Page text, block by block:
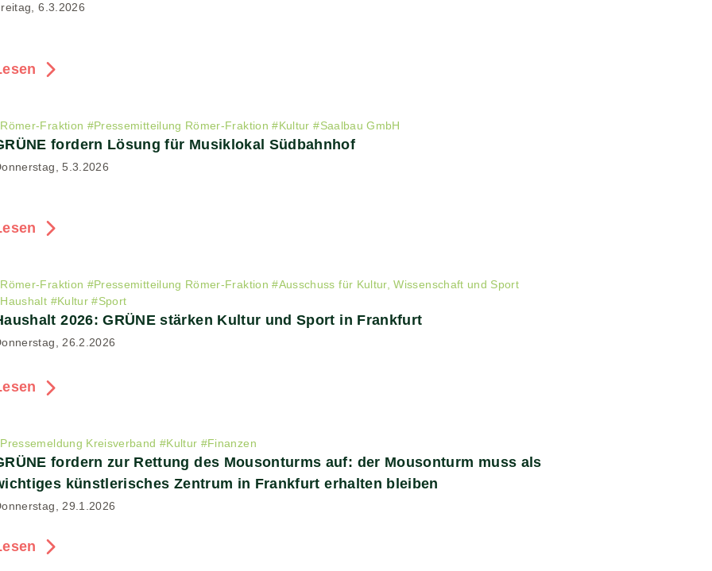
6.3.2026
Römer-Fraktion #Pressemitteilung Römer-Fraktion #Kultur #Saalbau GmbH
fordern Lösung für Musiklokal Südbahnhof
5.3.2026
Römer-Fraktion #Pressemitteilung Römer-Fraktion #Ausschuss für Kultur, Wissenschaft und Sport
Haushalt #Kultur #Sport
2026: GRÜNE stärken Kultur und Sport in Frankfurt
26.2.2026
Pressemeldung Kreisverband #Kultur #Finanzen
fordern zur Rettung des Mousonturms auf: der Mousonturm muss als
künstlerisches Zentrum in Frankfurt erhalten bleiben
29.1.2026